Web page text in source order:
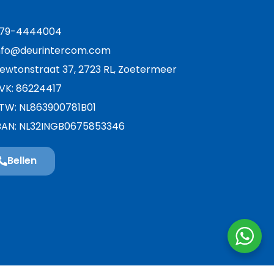
4444004
37, 2723 RL, Zoetermeer
86224417
NL863900781B01
NL32INGB0675853346
Bellen